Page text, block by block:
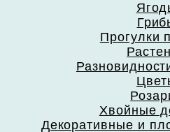
Прогулки
Хвойные
Декоративные и